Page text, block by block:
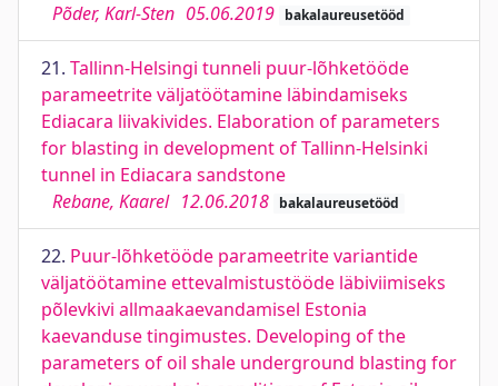
Põder, Karl-Sten 05.06.2019 bakalaureusetööd
21. Tallinn-Helsingi tunneli puur-lõhketööde
parameetrite väljatöötamine läbindamiseks
Ediacara liivakivides. Elaboration of parameters
for blasting in development of Tallinn-Helsinki
tunnel in Ediacara sandstone
Rebane, Kaarel 12.06.2018 bakalaureusetööd
22. Puur-lõhketööde parameetrite variantide
väljatöötamine ettevalmistustööde läbiviimiseks
põlevkivi allmaakaevandamisel Estonia
kaevanduse tingimustes. Developing of the
parameters of oil shale underground blasting for